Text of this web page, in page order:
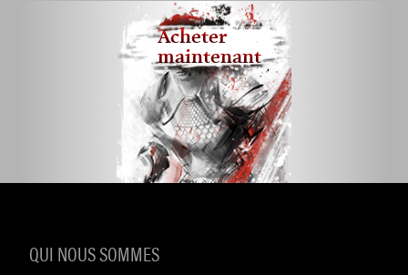
Acheter
maintenant
QUI NOUS SOMMES